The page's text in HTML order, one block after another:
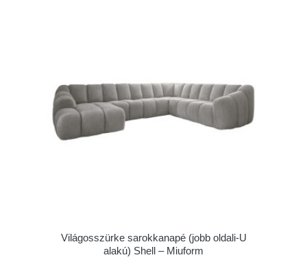
Világosszürke sarokkanapé (jobb oldali-U
alakú) Shell – Miuform